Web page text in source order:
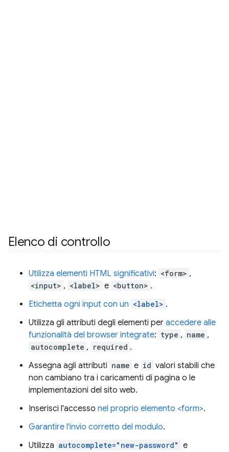
Elenco di controllo
Utilizza elementi HTML significativi: <form> ,
<input> , <label> e <button> .
Etichetta ogni input con un <label> .
Utilizza gli attributi degli elementi per accedere alle
funzionalità del browser integrate: type , name ,
autocomplete , required .
Assegna agli attributi name e id valori stabili che
non cambiano tra i caricamenti di pagina o le
implementazioni del sito web.
Inserisci l'accesso nel proprio elemento <form>.
Garantire l'invio corretto del modulo.
Utilizza autocomplete="new-password" e